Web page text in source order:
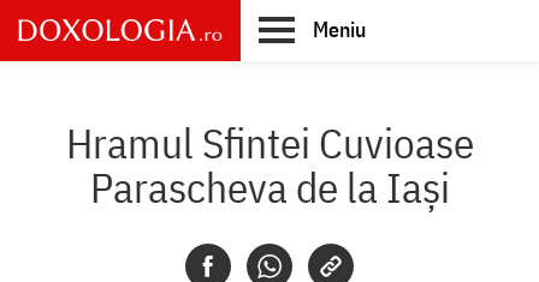
Skip
to
main
Meniu
Hramul Sfintei Cuvioase
Parascheva de la Iași